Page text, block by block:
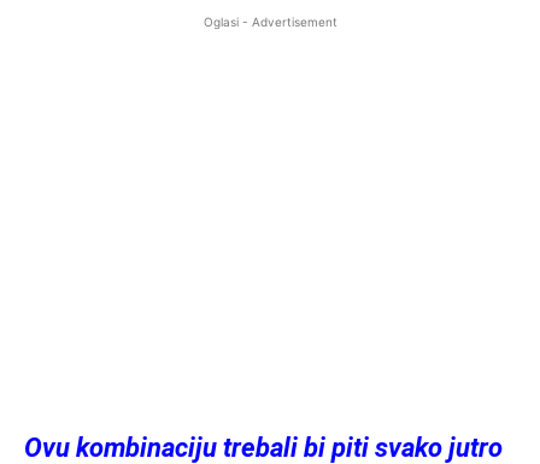
Oglasi - Advertisement
Ovu kombinaciju trebali bi piti svako jutro